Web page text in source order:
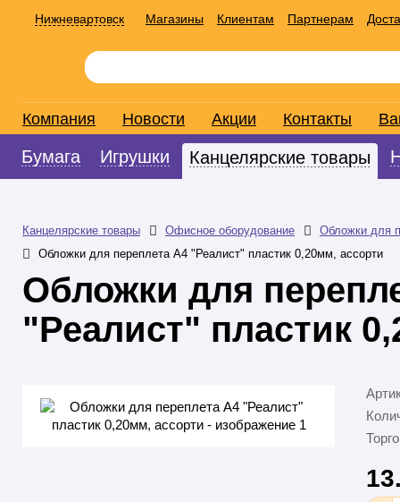
Нижневартовск Магазины Клиентам Партнерам
Компания Новости Акции Контакты
Бумага Игрушки Канцелярские товары
Канцелярские товары Офисное оборудование
Обложки для
Обложки для переплета А4 "Реалист" пластик 0,20мм, ассорти
Обложки для
"Реалист" пластик